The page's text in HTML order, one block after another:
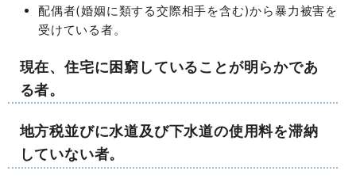
配偶者(婚姻に類する交際相手を含む)から暴力被害を
受けている者。
現在、住宅に困窮していることが明らかであ
る者。
地方税並びに水道及び下水道の使用料を滞納
していない者。